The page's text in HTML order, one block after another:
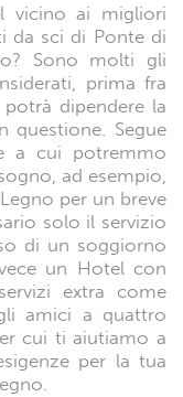
vicino ai migliori
da sci di Ponte di
Sono molti gli
prima fra
dipendere la
questione. Segue
a cui potremmo
ad esempio,
per un breve
solo il servizio
di un soggiorno
un Hotel con
extra come
amici a quattro
cui ti aiutiamo a
per la tua